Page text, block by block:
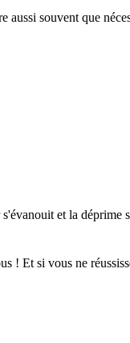
aussi souvent que
et la déprime
! Et si vous ne